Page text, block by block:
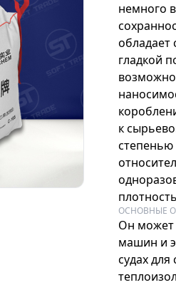
немного
обладает
гладкой
к
ОСНОВНЫЕ
Он может
машин и
судах для